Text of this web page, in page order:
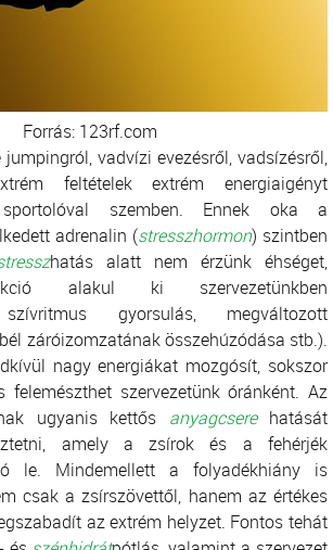
Forrás: 123rf.com
jumpingról, vadvízi evezésről, vadsízésről,
feltételek extrém energiaigényt
szemben. Ennek oka a
adrenalin (stresszhormon) szintben
hatás alatt nem érzünk éhséget,
alakul ki szervezetünkben
szívritmus gyorsulás, megváltozott
záróizomzatának összehúzódása stb.).
nagy energiákat mozgósít, sokszor
szervezetünk óránként. Az
ugyanis kettős anyagcserehatását
amely a zsírok és a fehérjék
le. Mindemellett a folyadékhiány is
csak a zsírszövettől, hanem az értékes
az extrém helyzet. Fontos tehát